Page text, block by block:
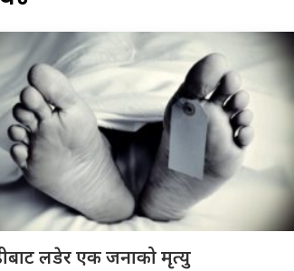
लडेर एक जनाको मृत्यु